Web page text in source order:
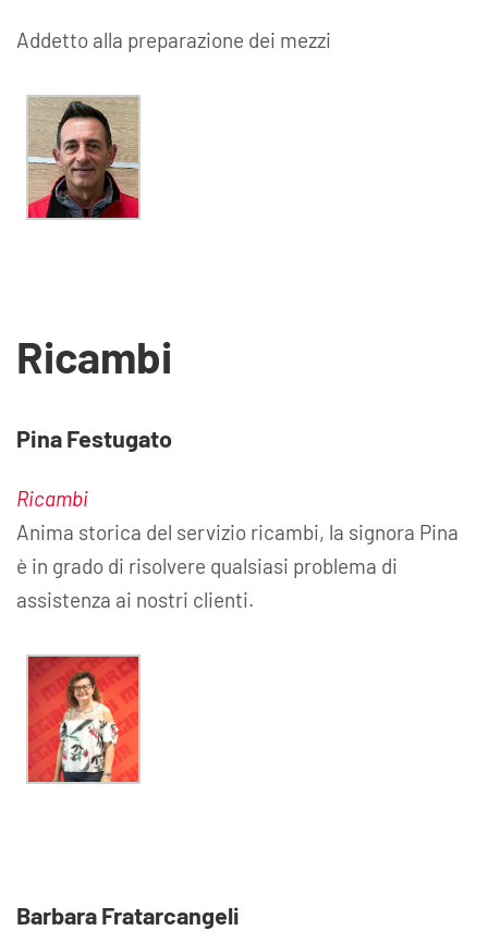
Addetto alla preparazione dei mezzi
Ricambi
Pina Festugato
Ricambi
Anima storica del servizio ricambi, la signora Pina
è in grado di risolvere qualsiasi problema di
assistenza ai nostri clienti.
Barbara Fratarcangeli